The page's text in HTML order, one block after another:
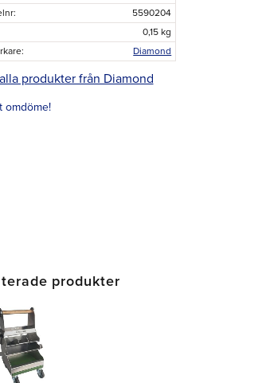
5590204
0,15 kg
Diamond
produkter från Diamond
omdöme!
produkter